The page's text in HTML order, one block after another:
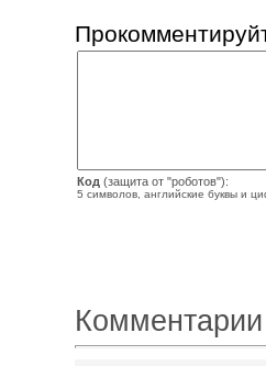
Код (защита от "роботов"):
5 символов, английские буквы и
Комментарии